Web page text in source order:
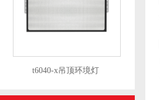
​t6040-x吊顶环境灯